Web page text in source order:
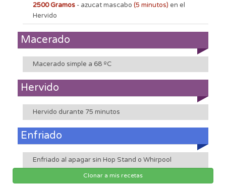
2500 Gramos - azucat mascabo (5 minutos) en el
Hervido
Macerado
Macerado simple a 68 ºC
Hervido
Hervido durante 75 minutos
Enfriado
Enfriado al apagar sin Hop Stand o Whirpool
Clonar a mis recetas